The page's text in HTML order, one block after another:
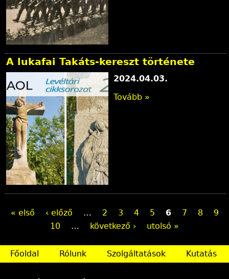
A lukafai Takáts-kereszt története
2024.04.03.
Tovább »
O
d
« első ‹ előző … 2 3 4 5 6 7 8
9
10
… következő › utolsó »
Főoldal Rólunk Szolgáltatások Kutatás